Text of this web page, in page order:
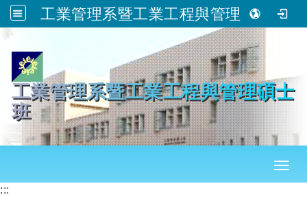
工業管理系暨工業工程與管理碩士班
跳到主要內容
工業管理系暨工業工程與管理碩士
班
:::